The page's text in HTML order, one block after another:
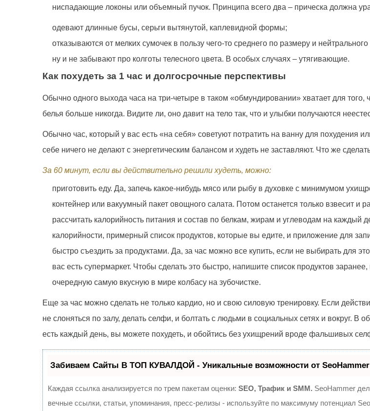
ниспадающие локоны или объемный пучок. Принципа всего два – прическа должна
одевают длинные бусы, серьги вытянутой, каплевидной формы;
отказываются от мелких сумочек в пользу чего-то среднего по размеру и нейтрального
ну и не забывают про колготы телесного цвета. В особых случаях – утягивающие.
Как похудеть за 1 час и долгосрочные перспективы
Обычно одного выхода часа на три-четыре в таком «обмундировании» хватает для
белья больше никогда. Видите ли, оно давит на тело так, что и улыбки получаются
Обычно час, который у вас есть «на себя» советуют потратить на ванну для похудения
себе ничего не делают с энергетическим балансом и худеть не заставляют. Что же
За 60 минут, если вы действительно решили худеть, можно:
приготовить еду. Да, запечь какое-нибудь мясо или рыбу в духовке с минимумом
контейнер или вакуумный пакет овощного салата. Потом останется только взвесит и
рассчитать калорийность питания и состав по белкам, жирам и углеводам на каждый
калорийности, примерный список продуктов, которые вы едите, и приложение для
быстро съездить за продуктами. Да, за час можно все купить, если не выбирать для
вас есть супермаркет. Чтобы сделать это быстро, напишите список продуктов
очередную самую вкусную в мире колбасу на зубочистке.
Еще за час можно сделать не только кардио, но и свою силовую тренировку. Если
не слоняться по залу, делать селфи, и болтать с людьми в социальных сетях и вокруг.
есть каждый день, вы можете похудеть, и обойтись без ухищрений вроде фальшивых
Забиваем Сайты В ТОП КУВАЛДОЙ - Уникальные возможности от SeoHammer
Каждая ссылка анализируется по трем пакетам оценки: SEO, Трафик и SMM. SeoHammer
вечные ссылки, статьи, упоминания, пресс-релизы - используйте по максимуму потенциал